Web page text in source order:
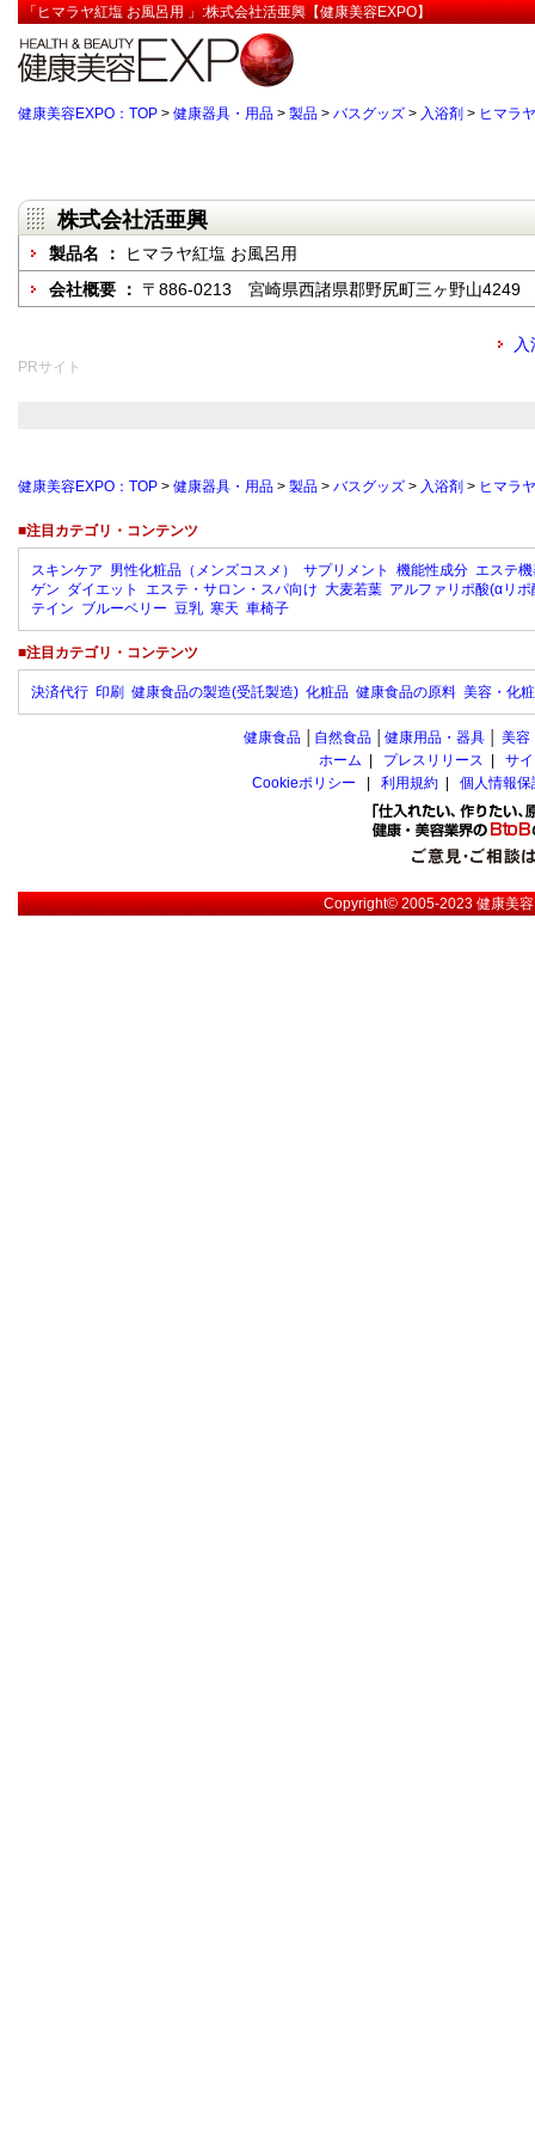
「ヒマラヤ紅塩 お風呂用 」:株式会社活亜興【健康美容EXPO】
健康美容EXPO：TOP > 健康器具・用品 > 製品 > バスグッズ > 入浴剤 > ヒマラ
株式会社活亜興
製品名 ：
ヒマラヤ紅塩 お風呂用
会社概要 ： 〒886-0213 宮崎県西諸県郡野尻町三ヶ野山4249
PRサイト
健康美容EXPO：TOP > 健康器具・用品 > 製品 > バスグッズ > 入浴剤 > ヒマラ
■注目カテゴリ・コンテンツ
スキンケア 男性化粧品（メンズコスメ） サプリメント 機能性成分 エステ
ゲン ダイエット エステ・サロン・スパ向け 大麦若葉 アルファリポ酸(αリポ
テイン ブルーベリー 豆乳 寒天 車椅子
■注目カテゴリ・コンテンツ
決済代行 印刷 健康食品の製造(受託製造) 化粧品 健康食品の原料 美容・化
健康食品 自然食品 健康用品・器具 美容
ホーム
プレスリリース
サ
Cookieポリシー
利用規約 個人情報
Copyright© 2005-2023健康美